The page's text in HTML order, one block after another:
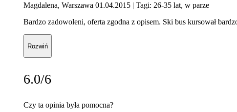
Magdalena, Warszawa 01.04.2015 | Tagi: 26-35 lat, w parze
Bardzo zadowoleni, oferta zgodna z opisem. Ski bus kursował
Rozwiń
6.0/6
Czy ta opinia była pomocna?